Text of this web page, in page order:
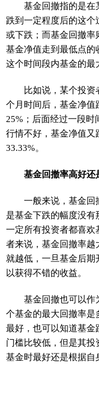
基金回撤指的是在
跌到一定程度后的这
或下跌；而基金回撤率
基金净值走到最低点的
这个时间段内基金的最
比如说，某个投
个月时间后，基金净值
25%；后面经过一段时
行情不好，基金净值又
33.33%。
基金回撤率高好还
一般来说，基金回
是基金下跌的幅度没有
一定所有投资者都喜欢
者来说，基金回撤率
就越低，一旦基金后
以获得不错的收益。
基金回撤也可以作
个基金的最大回撤率是
最好，也可以知道基金
门槛比较低，但是其
基金时最好还是根据自